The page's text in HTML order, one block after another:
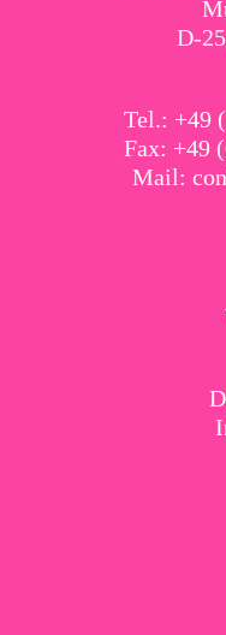
D-
Tel.: +49
Fax: +49
Mail: